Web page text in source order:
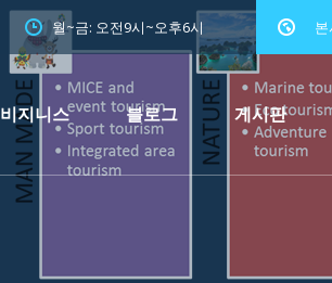
월~금: 오전9시~오후6시
비지니스 블로그 게시판